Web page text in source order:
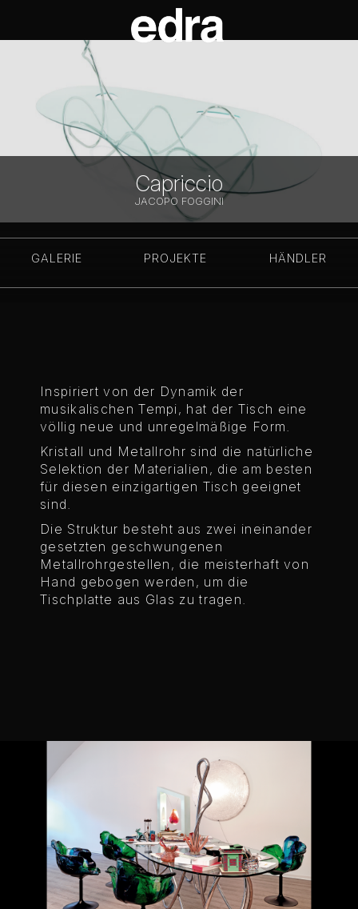
Capriccio
JACOPO FOGGINI
GALERIE PROJEKTE HÄNDLER
Inspiriert von der Dynamik der
musikalischen Tempi, hat der Tisch eine
völlig neue und unregelmäßige Form.
Kristall und Metallrohr sind die natürliche
Selektion der Materialien, die am besten
für diesen einzigartigen Tisch geeignet
sind.
Die Struktur besteht aus zwei ineinander
gesetzten geschwungenen
Metallrohrgestellen, die meisterhaft von
Hand gebogen werden, um die
Tischplatte aus Glas zu tragen.